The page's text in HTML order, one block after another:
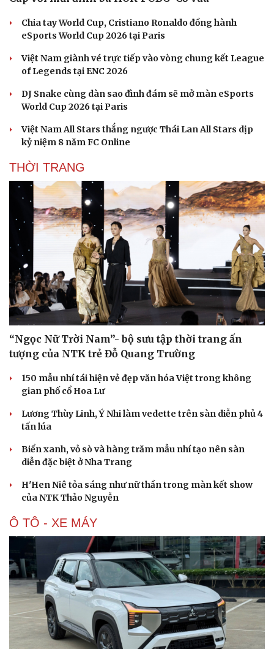
Sân khấu - Điện ảnh
Văn học
Âm nhạc
Di sản
Giải trí
Nghệ sĩ
Thời trang
Sao Việt
Chia tay World Cup, Cristiano Ronaldo đồng hành
eSports World Cup 2026 tại Paris
Việt Nam giành vé trực tiếp vào vòng chung kết League
of Legends tại ENC 2026
DJ Snake cùng dàn sao đình đám sẽ mở màn eSports
World Cup 2026 tại Paris
Việt Nam All Stars thắng ngược Thái Lan All Stars dịp
kỷ niệm 8 năm FC Online
THỜI TRANG
“Ngọc Nữ Trời Nam”- bộ sưu tập thời trang ấn
tượng của NTK trẻ Đỗ Quang Trường
150 mẫu nhí tái hiện vẻ đẹp văn hóa Việt trong không
gian phố cổ Hoa Lư
Lương Thùy Linh, Ý Nhi làm vedette trên sàn diễn phủ 4
tấn lúa
Biển xanh, vỏ sò và hàng trăm mẫu nhí tạo nên sàn
diễn đặc biệt ở Nha Trang
H'Hen Niê tỏa sáng như nữ thần trong màn kết show
của NTK Thảo Nguyễn
Ô TÔ - XE MÁY